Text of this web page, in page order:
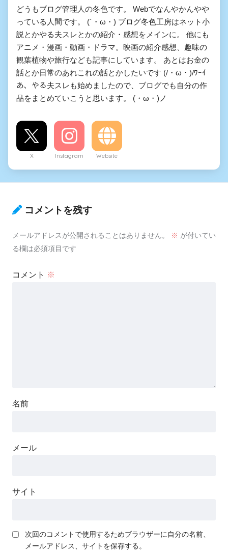
どうもブログ管理人の冬色です。 Webでなんやかんやや
っている人間です。 (´・ω・) ブログ冬色工房はネット小
説とかやる夫スレとかの紹介・感想をメインに。 他にも
アニメ・漫画・動画・ドラマ。映画の紹介感想、趣味の
観葉植物や旅行なども記事にしています。 あとはお金の
話とか日常のあれこれの話とかしたいです (/・ω・)/ﾜｰｲ
あ、やる夫スレも始めましたので、ブログでも自分の作
品をまとめていこうと思います。 (・ω・)ノ
X Instagram Website
コメントを残す
メールアドレスが公開されることはありません。 ※ が付いてい
る欄は必須項目です
コメント ※
名前
メール
サイト
次回のコメントで使用するためブラウザーに自分の名前、
メールアドレス、サイトを保存する。